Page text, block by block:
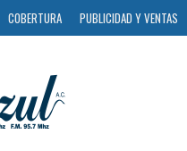
COBERTURA PUBLICIDAD Y VENTAS